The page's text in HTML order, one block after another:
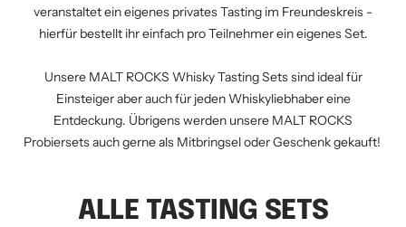
veranstaltet ein eigenes privates Tasting im Freundeskreis -
hierfür bestellt ihr einfach pro Teilnehmer ein eigenes Set.
Unsere MALT ROCKS Whisky Tasting Sets sind ideal für
Einsteiger aber auch für jeden Whiskyliebhaber eine
Entdeckung. Übrigens werden unsere MALT ROCKS
Probiersets auch gerne als Mitbringsel oder Geschenk gekauft!
ALLE TASTING SETS